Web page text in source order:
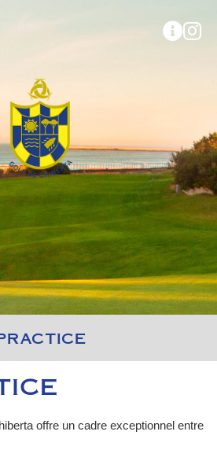
offre un cadre exceptionnel entre